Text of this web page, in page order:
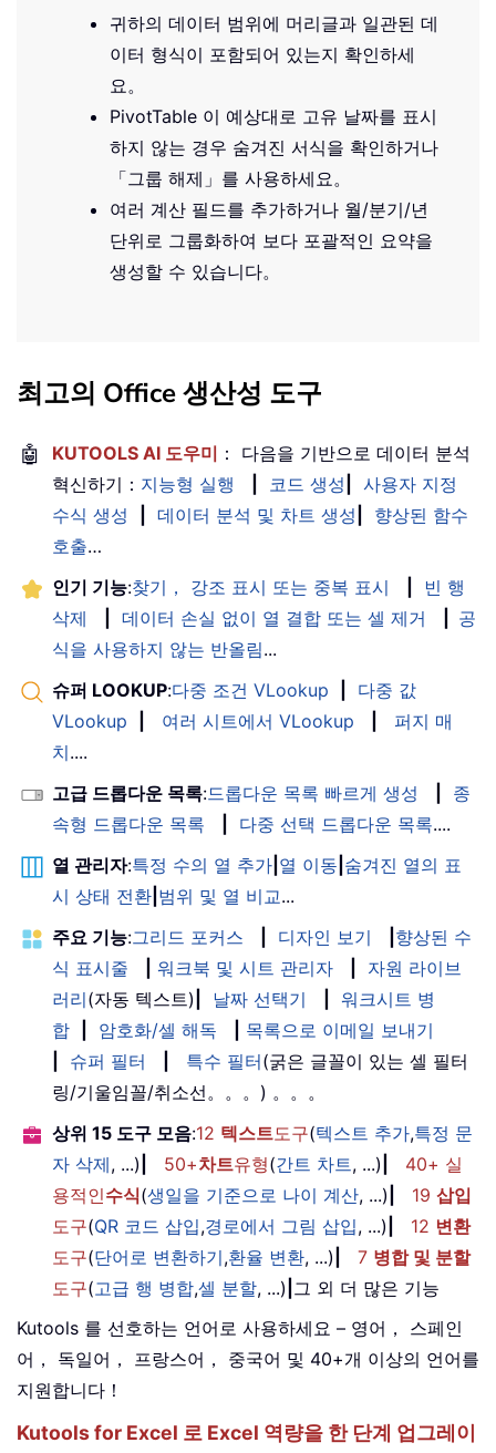
귀하의 데이터 범위에 머리글과 일관된 데
이터 형식이 포함되어 있는지 확인하세
요。
PivotTable 이 예상대로 고유 날짜를 표시
하지 않는 경우 숨겨진 서식을 확인하거나
「그룹 해제」를 사용하세요。
여러 계산 필드를 추가하거나 월/분기/년
단위로 그룹화하여 보다 포괄적인 요약을
생성할 수 있습니다。
최고의 Office 생산성 도구
🤖 KUTOOLS AI 도우미 ： 다음을 기반으로 데이터 분석
혁신하기： 지능형 실행 코드 생성
사용자 지정
수식 생성
데이터 분석 및 차트 생성
향상된 함수
호출…
인기 기능:찾기， 강조 표시 또는 중복 표시
빈 행
삭제
데이터 손실 없이 열 결합 또는 셀 제거
공
식을 사용하지 않는 반올림...
슈퍼 LOOKUP:다중 조건 VLookup
다중 값
VLookup
여러 시트에서 VLookup
퍼지 매
치....
고급 드롭다운 목록:드롭다운 목록 빠르게 생성
종
속형 드롭다운 목록
다중 선택 드롭다운 목록....
열 관리자:특정 수의 열 추가 열 이동 숨겨진 열의 표
시 상태 전환 범위 및 열 비교...
주요 기능:그리드 포커스 디자인 보기
향상된 수
식 표시줄
워크북 및 시트 관리자
자원 라이브
러리(자동 텍스트) 날짜 선택기
워크시트 병
합
암호화/셀 해독
목록으로 이메일 보내기
슈퍼 필터 특수 필터(굵은 글꼴이 있는 셀 필터
링/기울임꼴/취소선。。。) 。。。
상위 15 도구 모음:12 텍스트도구(텍스트 추가,특정 문
자 삭제, ...) 50+차트유형(간트 차트, ...)
40+ 실
용적인수식(생일을 기준으로 나이 계산, ...) 19 삽입
도구(QR 코드 삽입,경로에서 그림 삽입, ...) 12 변환
도구(단어로 변환하기,환율 변환, ...) 7 병합 및 분할
도구(고급 행 병합,셀 분할, ...) 그 외 더 많은 기능
Kutools 를 선호하는 언어로 사용하세요 – 영어， 스페인
어， 독일어， 프랑스어， 중국어 및 40+개 이상의 언어를
지원합니다！
Kutools for Excel 로 Excel 역량을 한 단계 업그레이